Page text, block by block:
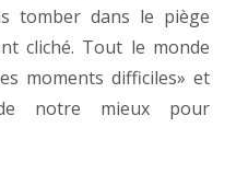
tomber dans le piège
cliché. Tout le monde
moments difficiles» et
notre mieux pour